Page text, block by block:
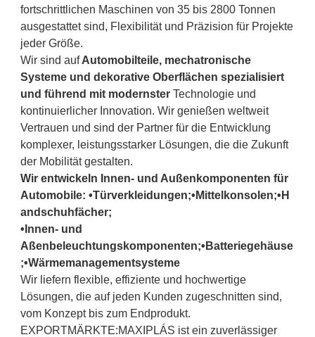
fortschrittlichen Maschinen von 35 bis 2800 Tonnen
ausgestattet sind, Flexibilität und Präzision für Projekte
jeder Größe.
Wir sind aufAutomobilteile, mechatronische
Systeme und dekorative Oberflächen spezialisiert
und führend mit modernster Technologie und
kontinuierlicher Innovation. Wir genießen weltweit
Vertrauen und sind der Partner für die Entwicklung
komplexer, leistungsstarker Lösungen, die die Zukunft
der Mobilität gestalten.
Wir entwickeln Innen- und Außenkomponenten für
Automobile: •Türverkleidungen;•Mittelkonsolen;•H
andschuhfächer;
•Innen- und
Aßenbeleuchtungskomponenten;•Batteriegehäuse
;•Wärmemanagementsysteme
Wir liefern flexible, effiziente und hochwertige
Lösungen, die auf jeden Kunden zugeschnitten sind,
vom Konzept bis zum Endprodukt.
EXPORTMÄRKTE:MAXIPLÁS ist ein zuverlässiger